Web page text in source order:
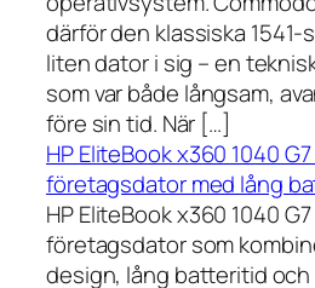
därför den klassiska
liten dator i sig – en
som var både långsam,
före sin tid. När […]
HP EliteBook x360 1040
företagsdator med lång
HP EliteBook x360 1040
företagsdator som
design, lång batteritid och